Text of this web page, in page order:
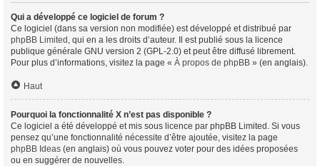
Qui a développé ce logiciel de forum ?
Ce logiciel (dans sa version non modifiée) est développé et distribué par
phpBB Limited , qui en a les droits d’auteur. Il est publié sous la licence
publique générale GNU version 2 (GPL-2.0) et peut être diffusé librement.
Pour plus d’informations, visitez la page « À propos de phpBB » (en anglais).
Haut
Pourquoi la fonctionnalité X n’est pas disponible ?
Ce logiciel a été développé et mis sous licence par phpBB Limited. Si vous
pensez qu’une fonctionnalité nécessite d’être ajoutée, visitez la page
phpBB Ideas (en anglais) où vous pouvez voter pour des idées proposées
ou en suggérer de nouvelles.